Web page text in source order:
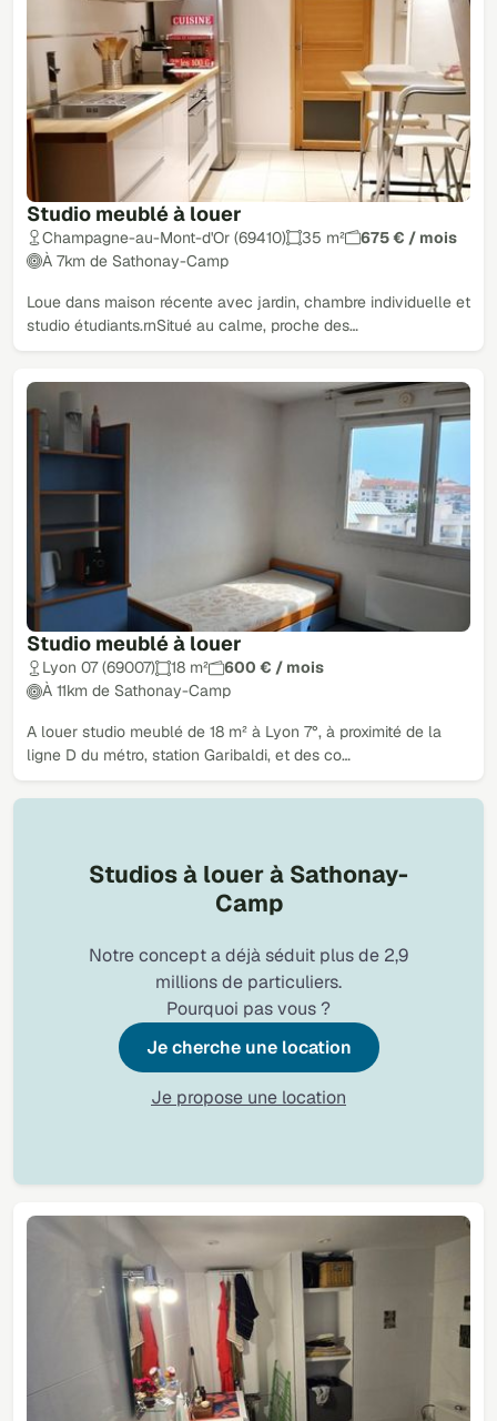
Studio meublé à louer
Champagne-au-Mont-d'Or (69410) 35 m²
675 € / mois
À 7km de Sathonay-Camp
Loue dans maison récente avec jardin, chambre individuelle et
studio étudiants.rnSitué au calme, proche des…
Studio meublé à louer
Lyon 07 (69007) 18 m²
600 € / mois
À 11km de Sathonay-Camp
A louer studio meublé de 18 m² à Lyon 7°, à proximité de la
ligne D du métro, station Garibaldi, et des co…
Studios à louer à Sathonay-
Camp
Notre concept a déjà séduit plus de 2,9
millions de particuliers.
Pourquoi pas vous ?
Je cherche une location
Je propose une location